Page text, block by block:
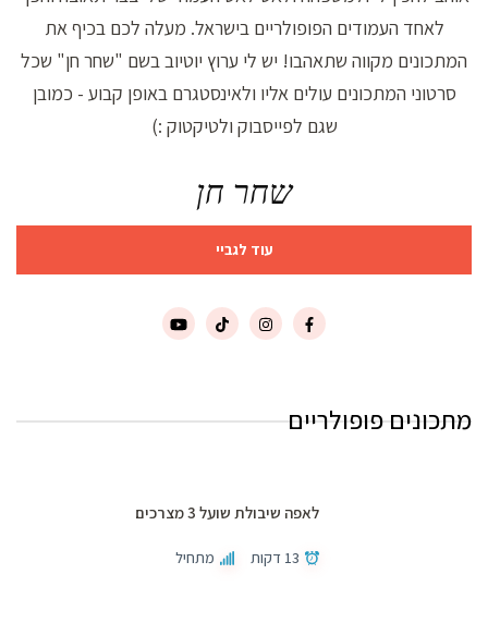
לאחד העמודים הפופולריים בישראל. מעלה לכם בכיף את
המתכונים מקווה שתאהבו! יש לי ערוץ יוטיוב בשם "שחר חן" שכל
סרטוני המתכונים עולים אליו ולאינסטגרם באופן קבוע - כמובן
שגם לפייסבוק ולטיקטוק :)
שחר חן
עוד לגביי
מתכונים פופולריים
לאפה שיבולת שועל 3 מצרכים
13 דקות מתחיל